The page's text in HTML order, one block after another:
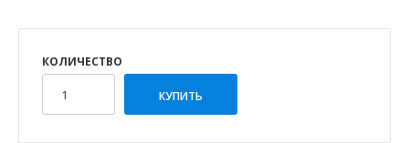
КОЛИЧЕСТВО